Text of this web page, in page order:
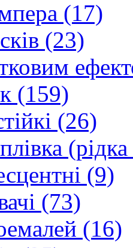
(17)
(23)
(159)
(26)
(9)
(73)
(16)